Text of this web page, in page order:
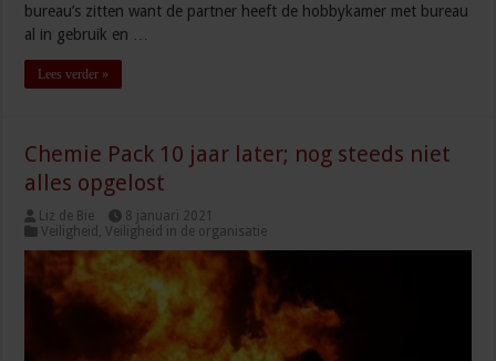
bureau’s zitten want de partner heeft de hobbykamer met bureau
al in gebruik en …
Lees verder »
Chemie Pack 10 jaar later; nog steeds niet
alles opgelost
Liz de Bie
8 januari 2021
Veiligheid ,Veiligheid in de organisatie